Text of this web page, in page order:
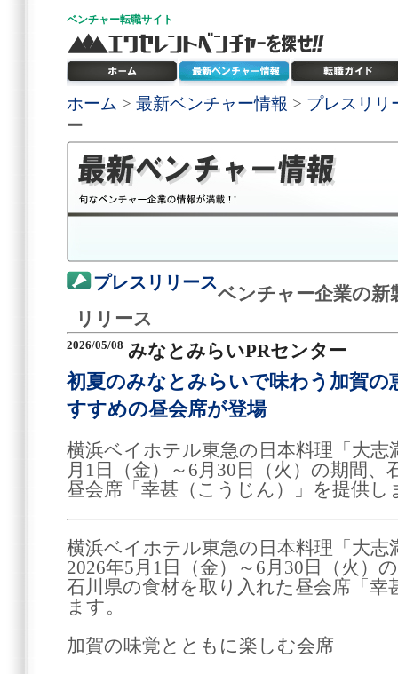
ベンチャー転職サイト
ホーム > 最新ベンチャー情報 > プレスリリ
ー
プレスリリース
ベンチャー企業の新
リリース
2026/05/08 みなとみらいPRセンター
初夏のみなとみらいで味わう加賀の
すすめの昼会席が登場
横浜ベイホテル東急の日本料理「大志
月1日（金）～6月30日（火）の期間
昼会席「幸甚（こうじん）」を提供し
横浜ベイホテル東急の日本料理「大志
2026年5月1日（金）～6月30日（火）
石川県の食材を取り入れた昼会席「
ます。
加賀の味覚とともに楽しむ会席